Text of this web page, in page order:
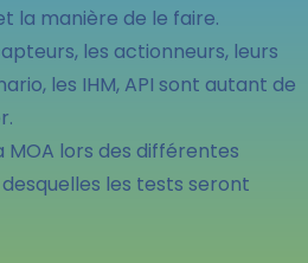
la manière de le faire.
les actionneurs, leurs
les IHM, API sont autant de
MOA lors des différentes
les tests seront